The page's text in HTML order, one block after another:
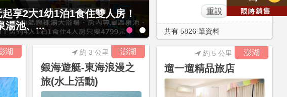
丁渡假村4280元享4人1泊1食
的DI...
共有 5826 筆資料
湖 澎湖
銀海遊艇-東海浪漫之
旅(水上活動)
約 3 公里 澎湖
遛一遛精品旅店
約 5 公里